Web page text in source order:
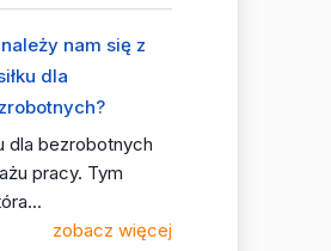
nam się z
dla
dla bezrobotnych
pracy. Tym
zobacz więcej